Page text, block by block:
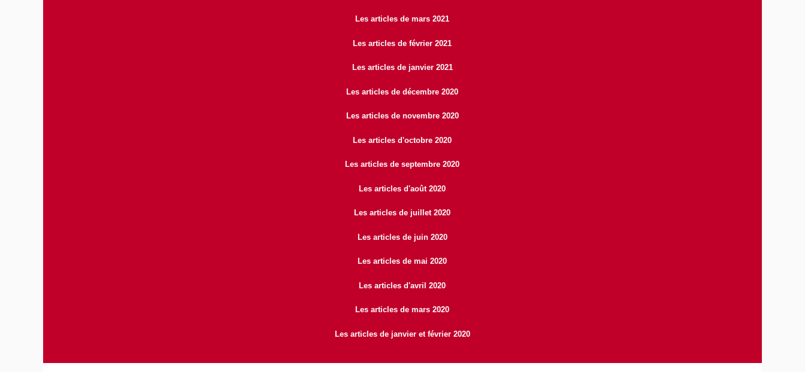
Les articles de mars 2021
Les articles de février 2021
Les articles de janvier 2021
Les articles de décembre 2020
Les articles de novembre 2020
Les articles d'octobre 2020
Les articles de septembre 2020
Les articles d'août 2020
Les articles de juillet 2020
Les articles de juin 2020
Les articles de mai 2020
Les articles d'avril 2020
Les articles de mars 2020
Les articles de janvier et février 2020